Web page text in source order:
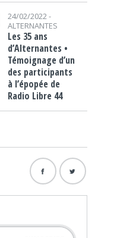
24/02/2022 -
ALTERNANTES
Les 35 ans
d’Alternantes •
Témoignage d’un
des participants
à l’épopée de
Radio Libre 44